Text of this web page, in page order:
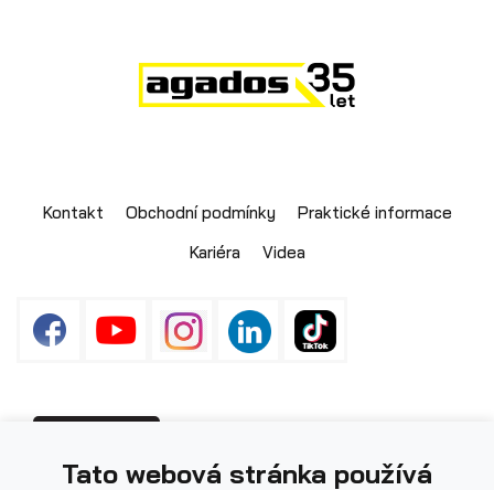
Kontakt Obchodní podmínky
Praktické informace
Kariéra
Videa
ilustrační.
Tato webová stránka používá